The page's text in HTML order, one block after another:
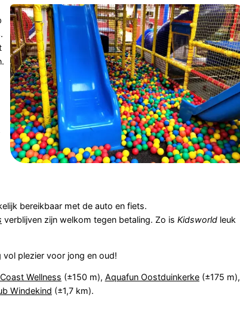
bereikbaar met de auto en fiets.
verblijven zijn welkom tegen betaling. Zo is Kidsworldleuk
plezier voor jong en oud!
Wellness (±150 m), Aquafun Oostduinkerke(±175 m),
Windekind (±1,7 km).